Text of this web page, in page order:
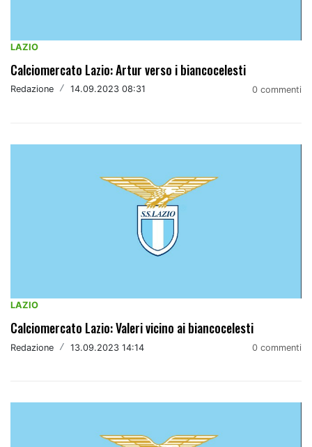
LAZIO
Calciomercato Lazio: Artur verso i biancocelesti
Redazione / 14.09.2023 08:31 0 commenti
LAZIO
Calciomercato Lazio: Valeri vicino ai biancocelesti
Redazione / 13.09.2023 14:14 0 commenti